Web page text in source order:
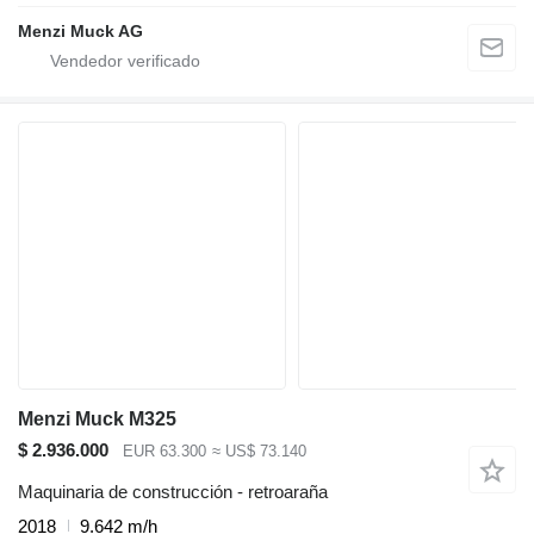
Menzi Muck AG
Menzi Muck M325
$ 2.936.000
EUR 63.300 ≈ US$ 73.140
Maquinaria de construcción - retroaraña
2018
9.642 m/h